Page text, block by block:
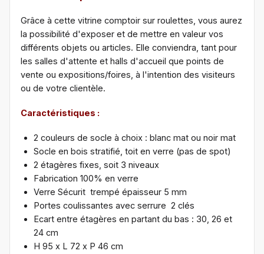
Grâce à cette vitrine comptoir sur roulettes, vous aurez
la possibilité d'exposer et de mettre en valeur vos
différents objets ou articles. Elle conviendra, tant pour
les salles d'attente et halls d'accueil que points de
vente ou expositions/foires, à l'intention des visiteurs
ou de votre clientèle.
Caractéristiques :
2 couleurs de socle à choix : blanc mat ou noir mat
Socle en bois stratifié, toit en verre (pas de spot)
2 étagères fixes, soit 3 niveaux
Fabrication 100% en verre
Verre Sécurit trempé épaisseur 5 mm
Portes coulissantes avec serrure 2 clés
Ecart entre étagères en partant du bas : 30, 26 et
24 cm
H 95 x L 72 x P 46 cm